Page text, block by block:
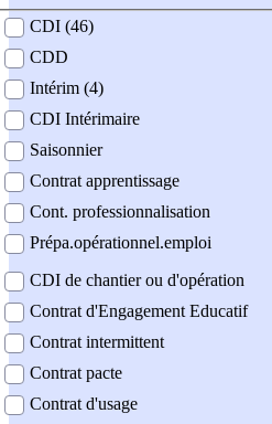
contrat
CDI (46)
CDD
Intérim (4)
CDI Intérimaire
Saisonnier
Contrat apprentissage
Cont. professionnalisation
Prépa.opérationnel.emploi
CDI de chantier ou d'opération
Contrat d'Engagement Educatif
Contrat intermittent
Contrat pacte
Contrat d'usage